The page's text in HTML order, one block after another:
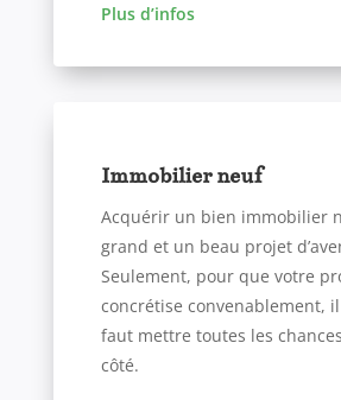
Plus d’infos
Immobilier neuf
Acquérir un bien immobilier
grand et un beau projet
Seulement, pour que votre
concrétise convenablement, il
faut mettre toutes les
côté.